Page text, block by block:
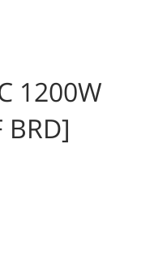
1200W
BRD]